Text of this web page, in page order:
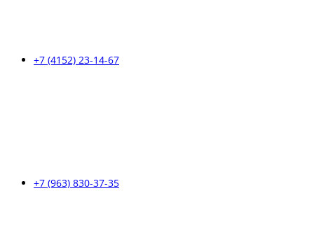
+7 (4152) 23-14-67
+7 (963) 830-37-35